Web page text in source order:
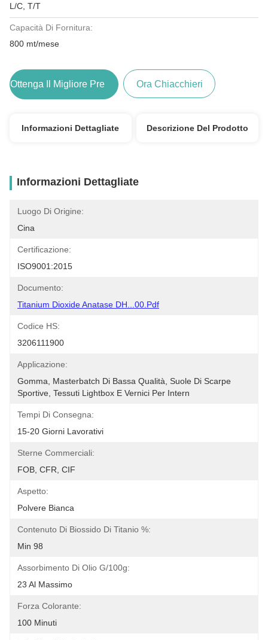
L/C, T/T
Capacità Di Fornitura:
800 mt/mese
Ora Chiacchieri
Informazioni Dettagliate Descrizione Del Prodotto
Informazioni Dettagliate
Luogo Di Origine:
Cina
Certificazione:
ISO9001:2015
Documento:
Titanium Dioxide Anatase DH...00.pdf
Codice HS:
3206111900
Applicazione:
Gomma, Masterbatch Di Bassa Qualità, Suole Di Scarpe
Sportive, Tessuti Lightbox E Vernici Per Intern
Tempi Di Consegna:
15-20 Giorni Lavorativi
Sterne Commerciali:
FOB, CFR, CIF
Aspetto:
Polvere Bianca
Contenuto Di Biossido Di Titanio %:
Min 98
Assorbimento Di Olio G/100g:
23 Al Massimo
Forza Colorante:
100 Minuti